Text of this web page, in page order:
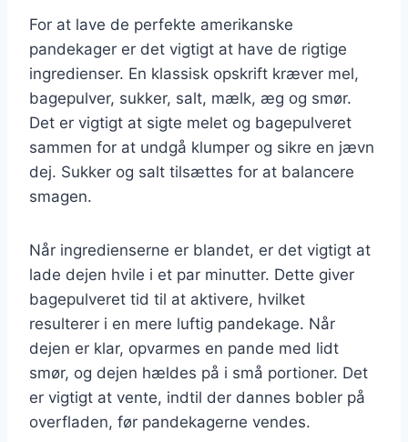
For at lave de perfekte amerikanske
pandekager er det vigtigt at have de rigtige
ingredienser. En klassisk opskrift kræver mel,
bagepulver, sukker, salt, mælk, æg og smør.
Det er vigtigt at sigte melet og bagepulveret
sammen for at undgå klumper og sikre en jævn
dej. Sukker og salt tilsættes for at balancere
smagen.
Når ingredienserne er blandet, er det vigtigt at
lade dejen hvile i et par minutter. Dette giver
bagepulveret tid til at aktivere, hvilket
resulterer i en mere luftig pandekage. Når
dejen er klar, opvarmes en pande med lidt
smør, og dejen hældes på i små portioner. Det
er vigtigt at vente, indtil der dannes bobler på
overfladen, før pandekagerne vendes.